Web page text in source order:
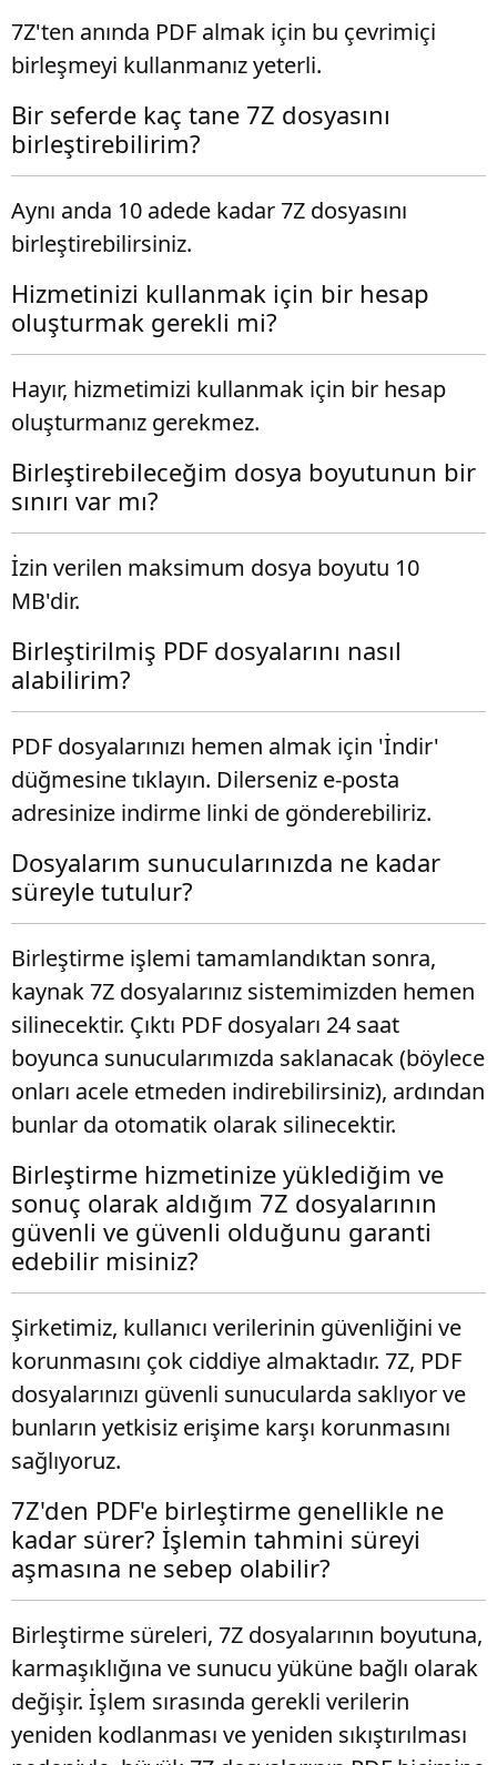
7Z'ten anında PDF almak için bu çevrimiçi
birleşmeyi kullanmanız yeterli.
Bir seferde kaç tane 7Z dosyasını
birleştirebilirim?
Aynı anda 10 adede kadar 7Z dosyasını
birleştirebilirsiniz.
Hizmetinizi kullanmak için bir hesap
oluşturmak gerekli mi?
Hayır, hizmetimizi kullanmak için bir hesap
oluşturmanız gerekmez.
Birleştirebileceğim dosya boyutunun bir
sınırı var mı?
İzin verilen maksimum dosya boyutu 10
MB'dir.
Birleştirilmiş PDF dosyalarını nasıl
alabilirim?
PDF dosyalarınızı hemen almak için 'İndir'
düğmesine tıklayın. Dilerseniz e-posta
adresinize indirme linki de gönderebiliriz.
Dosyalarım sunucularınızda ne kadar
süreyle tutulur?
Birleştirme işlemi tamamlandıktan sonra,
kaynak 7Z dosyalarınız sistemimizden hemen
silinecektir. Çıktı PDF dosyaları 24 saat
boyunca sunucularımızda saklanacak (böylece
onları acele etmeden indirebilirsiniz), ardından
bunlar da otomatik olarak silinecektir.
Birleştirme hizmetinize yüklediğim ve
sonuç olarak aldığım 7Z dosyalarının
güvenli ve güvenli olduğunu garanti
edebilir misiniz?
Şirketimiz, kullanıcı verilerinin güvenliğini ve
korunmasını çok ciddiye almaktadır. 7Z, PDF
dosyalarınızı güvenli sunucularda saklıyor ve
bunların yetkisiz erişime karşı korunmasını
sağlıyoruz.
7Z'den PDF'e birleştirme genellikle ne
kadar sürer? İşlemin tahmini süreyi
aşmasına ne sebep olabilir?
Birleştirme süreleri, 7Z dosyalarının boyutuna,
karmaşıklığına ve sunucu yüküne bağlı olarak
değişir. İşlem sırasında gerekli verilerin
yeniden kodlanması ve yeniden sıkıştırılması